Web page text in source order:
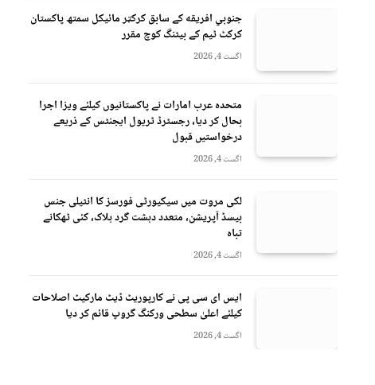
جنوبي افريقه کے سابق کرکټر مائیکل سمتھ پاکستان
کرکٹ ٹیم کے بیٹنگ کوچ مقرر
اگست 4, 2026
متحدہ عرب امارات نے پاکستانیوں کیلئے ویزا اجرا
بحال کر دیا، رجسٹرڈ ٹریول ایجنٹس کے ذریعے
درخواستیں قبول
اگست 4, 2026
لکی مروت میں سیکیورٹی فورسز کا انٹیلی جنس
بیسڈ آپریشن، متعدد دہشت گرد ہلاک، کئی ٹھکانے
تباہ
اگست 4, 2026
ایس ای سی پی نے کارپوریٹ ڈیٹ مارکیٹ اصلاحات
کیلئے اعلیٰ سطحی ورکنگ گروپ قائم کر دیا
اگست 4, 2026